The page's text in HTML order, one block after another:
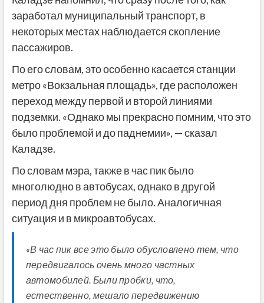
заработал муниципальный транспорт, в
некоторых местах наблюдается скопление
пассажиров.
По его словам, это особенно касается станции
метро «Вокзальная площадь», где расположен
переход между первой и второй линиями
подземки. «Однако мы прекрасно помним, что это
было проблемой и до паднемии», — сказал
Каладзе.
По словам мэра, также в час пик было
многолюдно в автобусах, однако в другой
период дня проблем не было. Аналогичная
ситуация и в микроавтобусах.
«В час пик все это было обусловлено тем, что
передвигалось очень много частных
автомобилей. Были пробки, что,
естественно, мешало передвижению